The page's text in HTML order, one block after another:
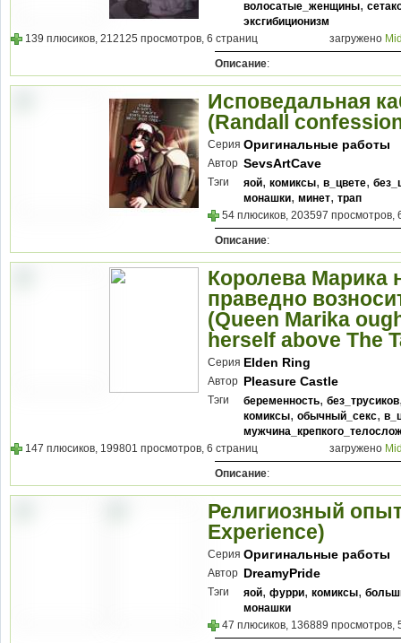
волосатые_женщины,
эксгибиционизм
139 плюсиков, 212125 просмотров, 6 страниц
загружено
Описание:
Исповедальная
(Randall
Серия Оригинальные работы
Автор SevsArtCave
Тэги яой, комиксы, в_цвете,
монашки, минет, трап
54 плюсиков, 203597 просмотров,
Описание:
Королева Марика
праведно
(Queen Marika
herself above The
Серия Elden Ring
Автор Pleasure Castle
Тэги беременность, без_трусиков
комиксы, обычный_секс,
147 плюсиков, 199801 просмотров, 6 страниц
загружено
Описание:
Религиозный
Experience)
Серия Оригинальные работы
Автор DreamyPride
Тэги яой, фурри, комиксы,
монашки
47 плюсиков, 136889 просмотров,